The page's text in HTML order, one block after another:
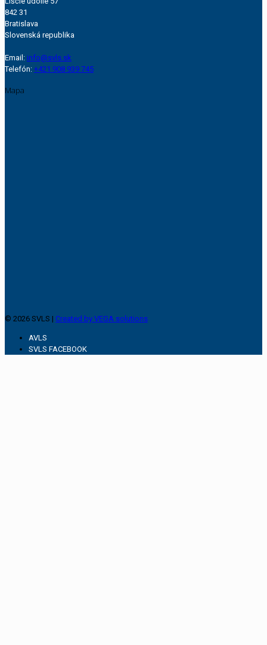
842 31
Bratislava
Slovenská republika
Email: info@svls.sk
Telefón: +421 908 939 745
Mapa
© 2026 SVLS | Created by VEGA solutions
AVLS
SVLS FACEBOOK